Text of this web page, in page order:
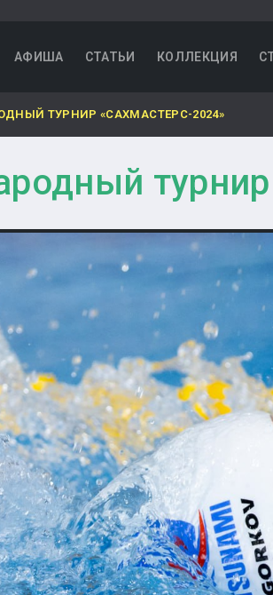
АФИША СТАТЬИ КОЛЛЕКЦИЯ
ТУРНИР «САХМАСТЕРС-2024»